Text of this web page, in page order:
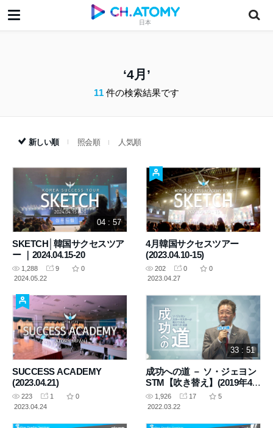
日本
4月
11 件の検索結果です
新しい順 照会順 人気順
04 : 57
SKETCH│韓国サクセスツア
ー ｜2024.04.15-20
1,288 9
0
2024.05.22
4月韓国サクセスツアー
(2023.04.10-15)
202 0
0
2023.04.27
SUCCESS ACADEMY
(2023.04.21)
223 1
0
2023.04.24
33 : 51
成功への道 － ソ・ジェヨン
STM【吹き替え】(2019年4月
16日 講義)
1,926 17
5
2022.03.22